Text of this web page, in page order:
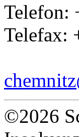
Telefon:
Telefax:
©2026